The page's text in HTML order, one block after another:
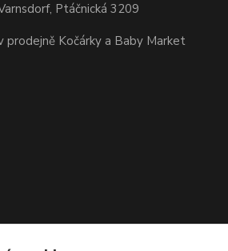
Ptáčnická 3209
prodejně Kočárky a Baby Market